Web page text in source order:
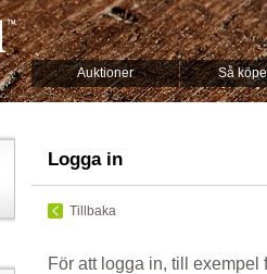
Auktioner Så
Logga in
Tillbaka
För att logga in, till exempel